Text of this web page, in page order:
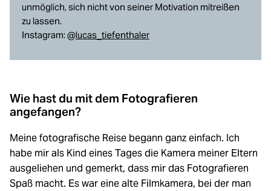
unmöglich, sich nicht von seiner Motivation mitreißen
zu lassen.
Instagram:@lucas_tiefenthaler
Wie hast du mit dem Fotografieren
angefangen?
Meine fotografische Reise begann ganz einfach. Ich
habe mir als Kind eines Tages die Kamera meiner Eltern
ausgeliehen und gemerkt, dass mir das Fotografieren
Spaß macht. Es war eine alte Filmkamera, bei der man